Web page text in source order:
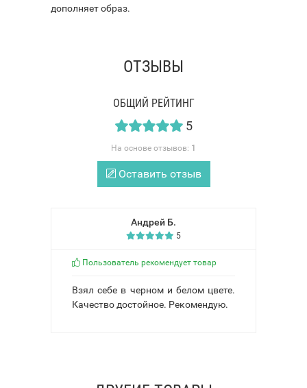
дополняет образ.
ОТЗЫВЫ
ОБЩИЙ РЕЙТИНГ
5
На основе отзывов: 1
Оставить отзыв
Андрей Б.
5
Пользователь рекомендует товар
Взял себе в черном и белом цвете.
Качество достойное. Рекомендую.